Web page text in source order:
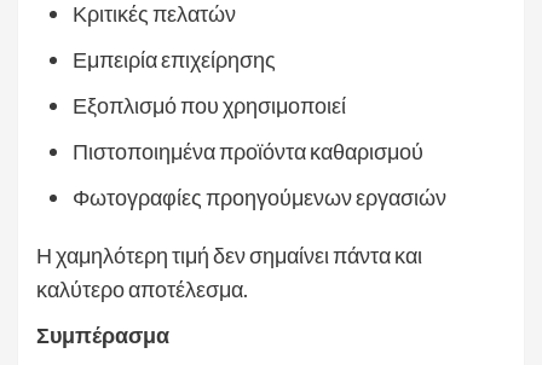
Κριτικές πελατών
Εμπειρία επιχείρησης
Εξοπλισμό που χρησιμοποιεί
Πιστοποιημένα προϊόντα καθαρισμού
Φωτογραφίες προηγούμενων εργασιών
Η χαμηλότερη τιμή δεν σημαίνει πάντα και
καλύτερο αποτέλεσμα.
Συμπέρασμα